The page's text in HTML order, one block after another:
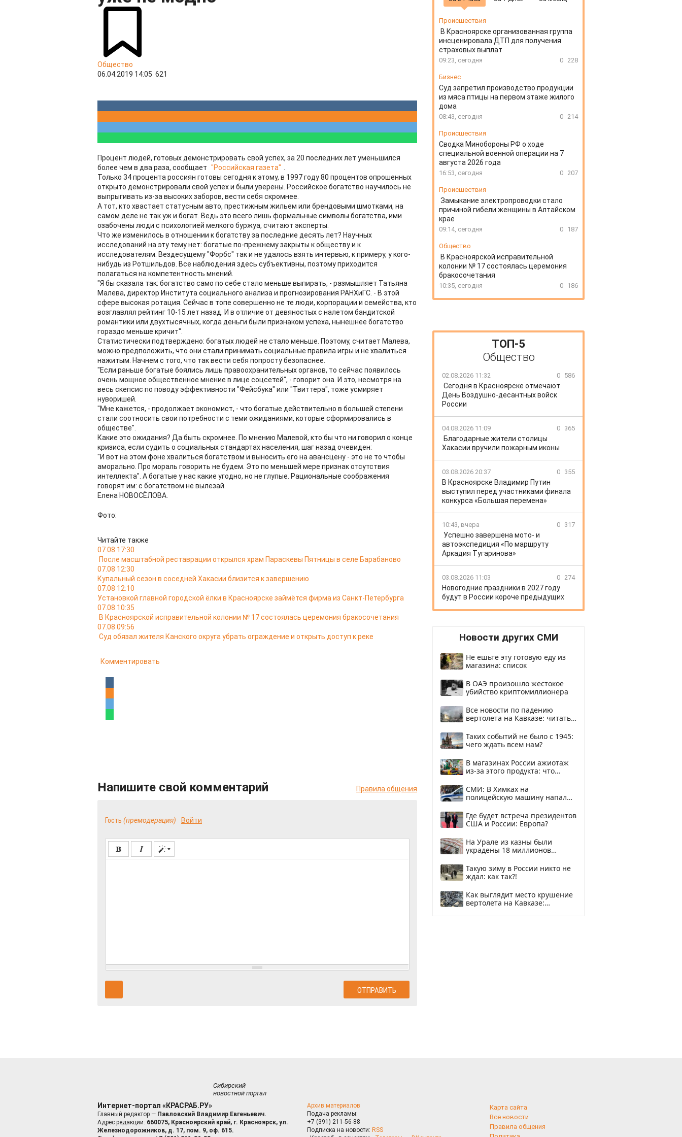
Общество
06.04.2019 14:05 621
Процент людей, готовых демонстрировать свой успех, за 20 последних лет уменьшился
более чем в два раза, сообщает "Российская газета"
Только 34 процента россиян готовы сегодня к этому, в 1997 году 80 процентов опрошенных
открыто демонстрировали свой успех и были уверены. Российское богатство научилось не
выпрыгивать из-за высоких заборов, вести себя скромнее.
А тот, кто хвастает статусным авто, престижным жильем или брендовыми шмотками, на
самом деле не так уж и богат. Ведь это всего лишь формальные символы богатства, ими
озабочены люди с психологией мелкого буржуа, считают эксперты.
Что же изменилось в отношении к богатству за последние десять лет? Научных
исследований на эту тему нет: богатые по-прежнему закрыты к обществу и к
исследователям. Вездесущему "Форбс" так и не удалось взять интервью, к примеру, у кого-
нибудь из Ротшильдов. Все наблюдения здесь субъективны, поэтому приходится
полагаться на компетентность мнений.
"Я бы сказала так: богатство само по себе стало меньше выпирать, - размышляет Татьяна
Малева, директор Института социального анализа и прогнозирования РАНХиГС. - В этой
сфере высокая ротация. Сейчас в топе совершенно не те люди, корпорации и семейства, кто
возглавлял рейтинг 10-15 лет назад. И в отличие от девяностых с налетом бандитской
романтики или двухтысячных, когда деньги были признаком успеха, нынешнее богатство
гораздо меньше кричит".
Статистически подтверждено: богатых людей не стало меньше. Поэтому, считает Малева,
можно предположить, что они стали принимать социальные правила игры и не хвалиться
нажитым. Начнем с того, что так вести себя попросту безопаснее.
"Если раньше богатые боялись лишь правоохранительных органов, то сейчас появилось
очень мощное общественное мнение в лице соцсетей", - говорит она. И это, несмотря на
весь скепсис по поводу эффективности "Фейсбука" или "Твиттера", тоже усмиряет
нуворишей.
"Мне кажется, - продолжает экономист, - что богатые действительно в большей степени
стали соотносить свои потребности с теми ожиданиями, которые сформировались в
обществе".
Какие это ожидания? Да быть скромнее. По мнению Малевой, кто бы что ни говорил о конце
кризиса, если судить о социальных стандартах населения, шаг назад очевиден:
"И вот на этом фоне хвалиться богатством и выносить его на авансцену - это не то чтобы
аморально. Про мораль говорить не будем. Это по меньшей мере признак отсутствия
интеллекта". А богатые у нас какие угодно, но не глупые. Рациональные соображения
говорят им: с богатством не вылезай.
Елена НОВОСЁЛОВА.
Фото:
Читайте также
07.08 17:30
После масштабной реставрации открылся храм Параскевы Пятницы в селе Барабаново
07.08 12:30
Купальный сезон в соседней Хакасии близится к завершению
07.08 12:10
Установкой главной городской ёлки в Красноярске займётся фирма из Санкт-Петербурга
07.08 10:35
В Красноярской исправительной колонии № 17 состоялась церемония бракосочетания
07.08 09:56
Суд обязал жителя Канского округа убрать ограждение и открыть доступ к реке
Комментировать
Напишите свой комментарий Правила общения
Гость (премодерация) Войти
Происшествия
В Красноярске организованная группа
инсценировала ДТП для получения
страховых выплат
09:23, сегодня 0 228
Бизнес
Суд запретил производство продукции
из мяса птицы на первом этаже жилого
дома
08:43, сегодня 0 214
Происшествия
Сводка Минобороны РФ о ходе
специальной военной операции на 7
августа 2026 года
16:53, сегодня 0 207
Происшествия
Замыкание электропроводки стало
причиной гибели женщины в Алтайском
крае
09:14, сегодня 0 187
Общество
В Красноярской исправительной
колонии № 17 состоялась церемония
бракосочетания
10:35, сегодня 0 186
ТОП-5
Общество
02.08.2026 11:32 0 586
Сегодня в Красноярске отмечают
День Воздушно-десантных войск
России
04.08.2026 11:09 0 365
Благодарные жители столицы
Хакасии вручили пожарным иконы
03.08.2026 20:37 0 355
В Красноярске Владимир Путин
выступил перед участниками финала
конкурса «Большая перемена»
10:43, вчера 0 317
Успешно завершена мото- и
автоэкспедиция «По маршруту
Аркадия Тугаринова»
03.08.2026 11:03 0 274
Новогодние праздники в 2027 году
будут в России короче предыдущих
Новости других СМИ
Не ешьте эту готовую еду из
магазина: список
В ОАЭ произошло жестокое
убийство криптомиллионера
Все новости по падению
вертолета на Кавказе: читать
Таких событий не было с 1945:
чего ждать всем нам?
В магазинах России ажиотаж
из-за этого продукта: что
СМИ: В Химках на
полицейскую машину напали
Где будет встреча президентов
США и России: Европа?
На Урале из казны были
украдены 18 миллионов
Такую зиму в России никто не
ждал: как так?!
Как выглядит место крушение
вертолета на Кавказе:
Сибирский
новостной портал
Интернет-портал «КРАСРАБ.РУ»
Главный редактор — Павловский Владимир Евгеньевич.
Адрес редакции: 660075, Красноярский край, г. Красноярск, ул.
Железнодорожников, д. 17, пом. 9, оф. 615.
Архив материалов
Подача рекламы:
+7 (391) 211-56-88
Подписка на новости: RSS
Карта сайта
Все новости
Правила общения